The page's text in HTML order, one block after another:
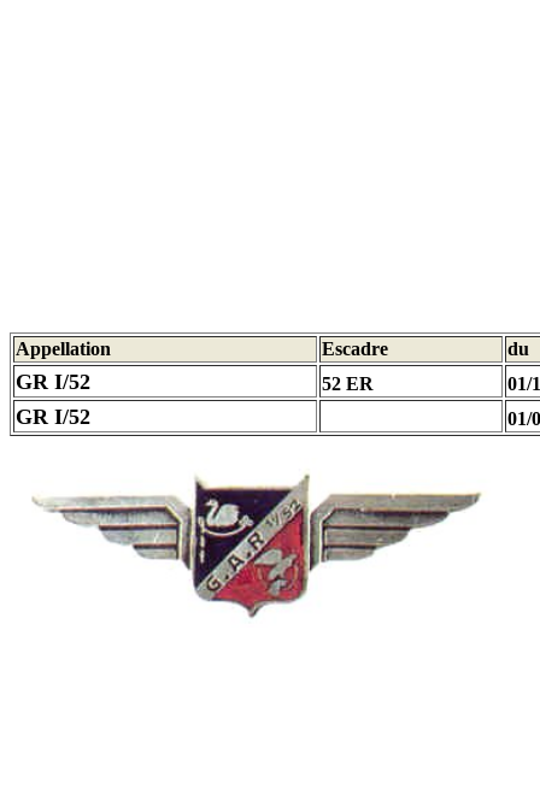
Appellation Escadre du
GR I/52 52 ER 01/
GR I/52 01/